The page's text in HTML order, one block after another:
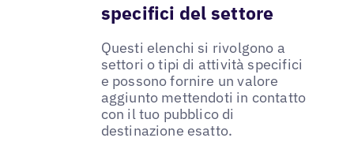
specifici del settore
Questi elenchi si rivolgono a
settori o tipi di attività specifici
e possono fornire un valore
aggiunto mettendoti in contatto
con il tuo pubblico di
destinazione esatto.